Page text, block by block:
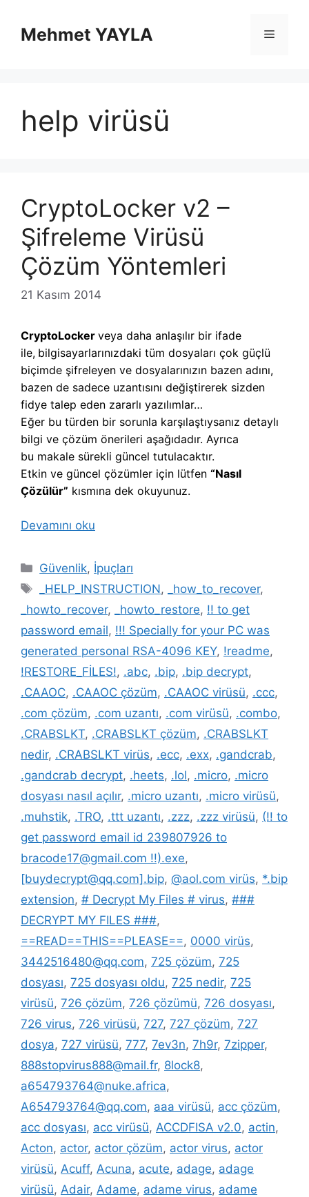
Mehmet YAYLA Menü
help virüsü
CryptoLocker v2 –
Şifreleme Virüsü
Çözüm Yöntemleri
21 Kasım 2014
CryptoLocker veya daha anlaşılır bir ifade
ile, bilgisayarlarınızdaki tüm dosyaları çok güçlü
biçimde şifreleyen ve dosyalarınızın bazen adını,
bazen de sadece uzantısını değiştirerek sizden
fidye talep eden zararlı yazılımlar…
Eğer bu türden bir sorunla karşılaştıysanız detaylı
bilgi ve çözüm önerileri aşağıdadır. Ayrıca
bu makale sürekli güncel tutulacaktır.
Etkin ve güncel çözümler için lütfen “Nasıl
Çözülür” kısmına dek okuyunuz.
Devamını oku
Kategoriler
Güvenlik, İpuçları
Etiketler
_HELP_INSTRUCTION, _how_to_recover,
_howto_recover, _howto_restore, !! to get
password email, !!! Specially for your PC was
generated personal RSA-4096 KEY, !readme,
!RESTORE_FİLES!, .abc, .bip, .bip decrypt,
.CAAOC, .CAAOC çözüm, .CAAOC virüsü, .ccc,
.com çözüm, .com uzantı, .com virüsü, .combo,
.CRABSLKT, .CRABSLKT çözüm, .CRABSLKT
nedir, .CRABSLKT virüs, .ecc, .exx, .gandcrab,
.gandcrab decrypt, .heets, .lol, .micro, .micro
dosyası nasıl açılır, .micro uzantı, .micro virüsü,
.muhstik, .TRO, .ttt uzantı, .zzz, .zzz virüsü, (!! to
get password email id 239807926 to
bracode17@gmail.com !!).exe,
[buydecrypt@qq.com].bip, @aol.com virüs, *.bip
extension, # Decrypt My Files # virus, ###
DECRYPT MY FILES ###,
==READ==THIS==PLEASE==, 0000 virüs,
3442516480@qq.com, 725 çözüm, 725
dosyası, 725 dosyası oldu, 725 nedir, 725
virüsü, 726 çözüm, 726 çözümü, 726 dosyası,
726 virus, 726 virüsü, 727, 727 çözüm, 727
dosya, 727 virüsü, 777, 7ev3n, 7h9r, 7zipper,
888stopvirus888@mail.fr, 8lock8,
a654793764@nuke.africa,
A654793764@qq.com, aaa virüsü, acc çözüm,
acc dosyası, acc virüsü, ACCDFISA v2.0, actin,
Acton, actor, actor çözüm, actor virus, actor
virüsü, Acuff, Acuna, acute, adage, adage
virüsü, Adair, Adame, adame virus, adame